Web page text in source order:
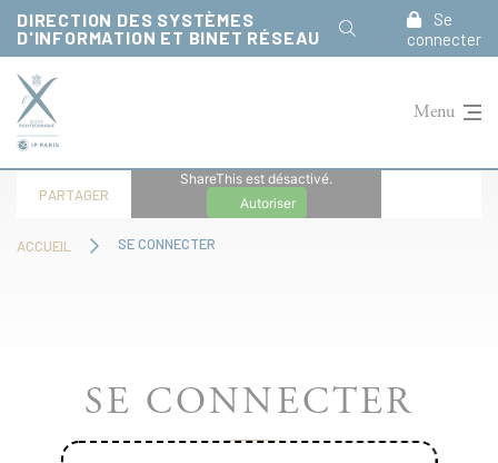
DIRECTION DES SYSTÈMES
D'INFORMATION ET BINET RÉSEAU
Se
connecter
Menu
ACCUEIL SE CONNECTER
PARTAGER
ShareThis est désactivé.
Autoriser
SE CONNECTER
Panneau de gestion des cookies